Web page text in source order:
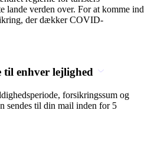
lande verden over. For at komme ind
der dækker COVID-
til enhver lejlighed
forsikringssum og
sendes til din mail inden for 5